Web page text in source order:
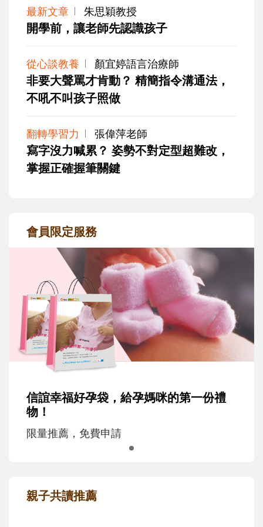
最新文章 朱思穎教授
開學前，讓老師先認識孩子
從心談教養 顏宜婷語言治療師
非要大聲罵才肯動？ 精簡指令溝通法，
不吼不叫孩子照做
翻轉學習力 張偉萍老師
寫字沒力喊累？ 姿勢不對定型超難改，
掌握正確握筆關鍵
會員限定服務
信誼幸福好孕袋，給孕媽咪的第一份禮
物！
限量推薦，免費申請
親子共讀推薦